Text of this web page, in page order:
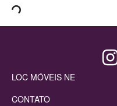
LOC MÓVEIS NE
CONTATO